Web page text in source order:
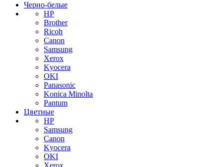
Черно-белые
HP
Brother
Ricoh
Canon
Samsung
Xerox
Kyocera
OKI
Panasonic
Konica Minolta
Pantum
Цветные
HP
Samsung
Canon
Kyocera
OKI